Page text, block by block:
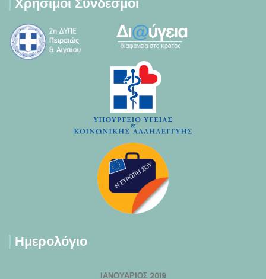
Χρήσιμοι Σύνδεσμοι
Ημερολόγιο
ΙΑΝΟΥΆΡΙΟΣ 2019